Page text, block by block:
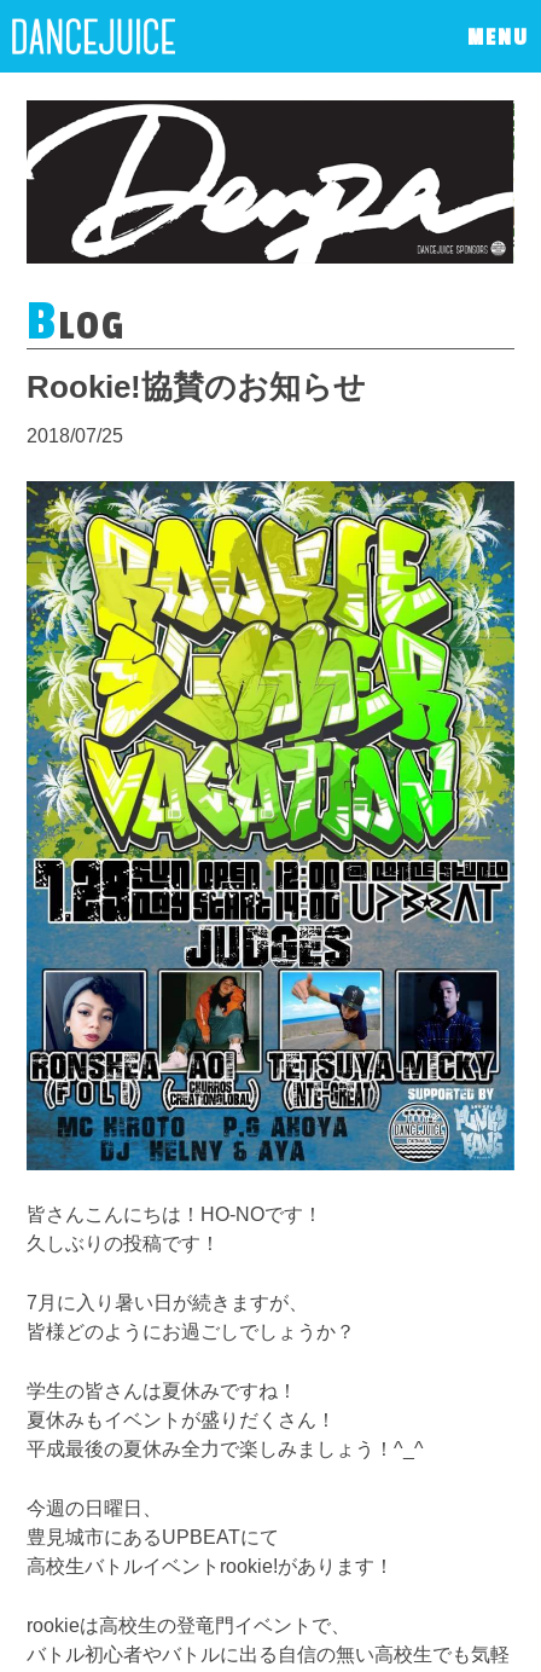
MENU
BLOG
Rookie!協賛のお知らせ
2018/07/25
皆さんこんにちは！HO-NOです！
久しぶりの投稿です！
7月に入り暑い日が続きますが、
皆様どのようにお過ごしでしょうか？
学生の皆さんは夏休みですね！
夏休みもイベントが盛りだくさん！
平成最後の夏休み全力で楽しみましょう！^_^
今週の日曜日、
豊見城市にあるUPBEATにて
高校生バトルイベントrookie!があります！
rookieは高校生の登竜門イベントで、
バトル初心者やバトルに出る自信の無い高校生でも気軽